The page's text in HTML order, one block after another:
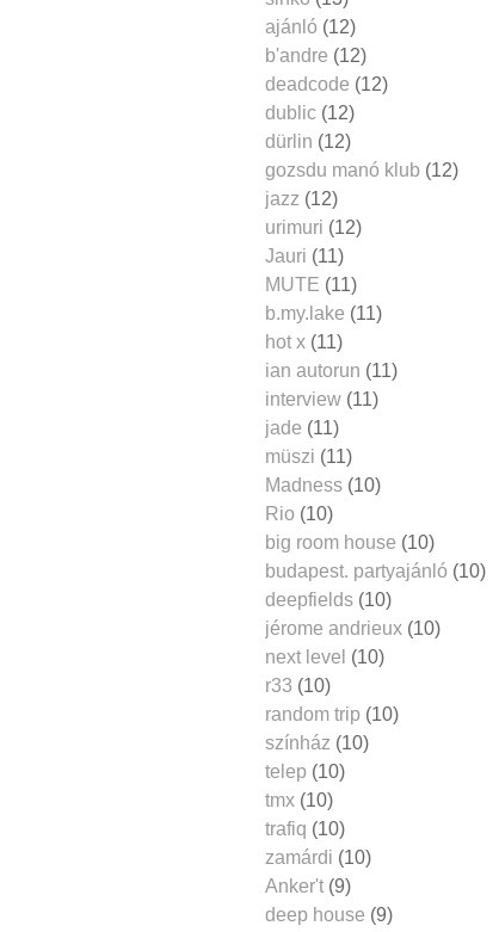
ajánló (12)
b'andre (12)
deadcode (12)
dublic (12)
dürlin (12)
gozsdu manó klub (12)
jazz (12)
urimuri (12)
Jauri (11)
MUTE (11)
b.my.lake (11)
hot x (11)
ian autorun (11)
interview (11)
jade (11)
müszi (11)
Madness (10)
Rio (10)
big room house (10)
budapest. partyajánló (10)
deepfields (10)
jérome andrieux (10)
next level (10)
r33 (10)
random trip (10)
színház (10)
telep (10)
tmx (10)
trafiq (10)
zamárdi (10)
Anker't (9)
deep house (9)